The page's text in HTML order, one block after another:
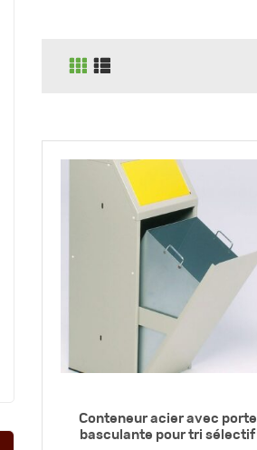
Conteneur acier avec porte
basculante pour tri sélectif